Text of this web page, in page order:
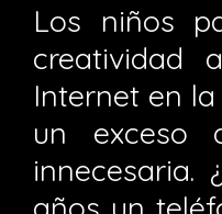
Los niños
creatividad
Internet en
un exceso
innecesaria.